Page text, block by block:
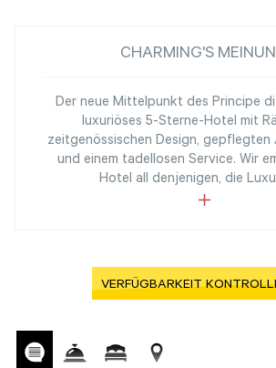
CHARMING'S
Der neue Mittelpunkt des Principe
luxuriöses 5-Sterne-Hotel mit
zeitgenössischen Design, gepflegten
und einem tadellosen Service. Wir
Hotel all denjenigen, die
VERFÜGBARKEIT